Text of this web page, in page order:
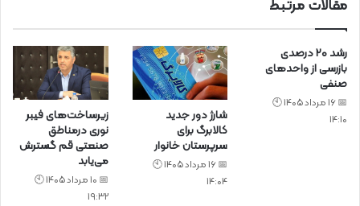
مقالات مرتبط
رشد ۲۰ درصدی
بازرسی‌ از واحد‌های
صنفی
📅 16 مرداد 1405 🕙
14:10
شارژ دور جدید
کالابرگ برای
سرپرستان خانوار
📅 16 مرداد 1405 🕙
14:04
زیرساخت‌های فیبر
نوری درمناطق
صنعتی قم گسترش
می‌یابد
📅 10 مرداد 1405 🕙
19:32